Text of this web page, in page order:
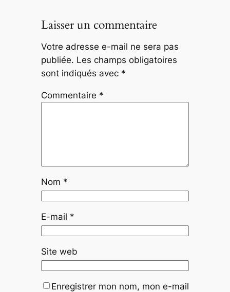
Laisser un commentaire
Votre adresse e-mail ne sera pas
publiée. Les champs obligatoires
sont indiqués avec *
Commentaire *
Nom *
E-mail *
Site web
Enregistrer mon nom, mon e-mail